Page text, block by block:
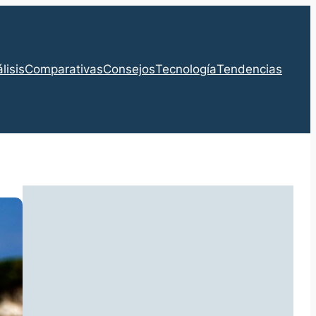
ComparativasConsejosTecnologíaTendencias